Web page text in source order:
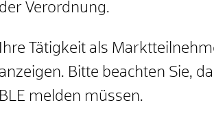
der Verordnung.
Ihre Tätigkeit als
Bitte beachten Sie,
BLE melden müssen.